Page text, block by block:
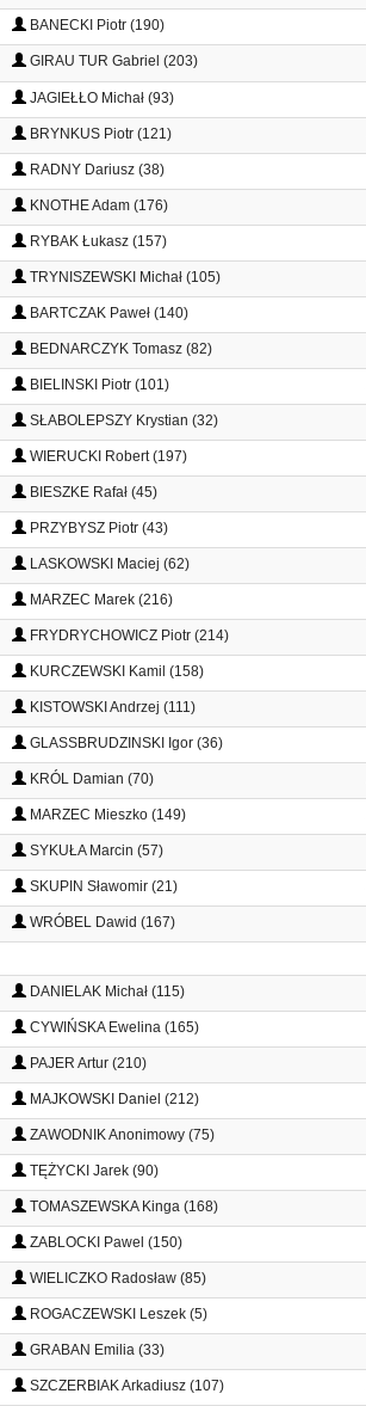
BANECKI Piotr (190)
GIRAU TUR Gabriel (203)
JAGIEŁŁO Michał (93)
BRYNKUS Piotr (121)
RADNY Dariusz (38)
KNOTHE Adam (176)
RYBAK Łukasz (157)
TRYNISZEWSKI Michał (105)
BARTCZAK Paweł (140)
BEDNARCZYK Tomasz (82)
BIELINSKI Piotr (101)
SŁABOLEPSZY Krystian (32)
WIERUCKI Robert (197)
BIESZKE Rafał (45)
PRZYBYSZ Piotr (43)
LASKOWSKI Maciej (62)
MARZEC Marek (216)
FRYDRYCHOWICZ Piotr (214)
KURCZEWSKI Kamil (158)
KISTOWSKI Andrzej (111)
GLASSBRUDZINSKI Igor (36)
KRÓL Damian (70)
MARZEC Mieszko (149)
SYKUŁA Marcin (57)
SKUPIN Sławomir (21)
WRÓBEL Dawid (167)
DANIELAK Michał (115)
CYWIŃSKA Ewelina (165)
PAJER Artur (210)
MAJKOWSKI Daniel (212)
ZAWODNIK Anonimowy (75)
TĘŻYCKI Jarek (90)
TOMASZEWSKA Kinga (168)
ZABLOCKI Pawel (150)
WIELICZKO Radosław (85)
ROGACZEWSKI Leszek (5)
GRABAN Emilia (33)
SZCZERBIAK Arkadiusz (107)